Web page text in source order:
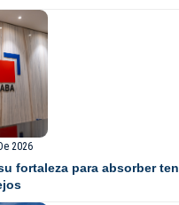
2026
fortaleza para absorber